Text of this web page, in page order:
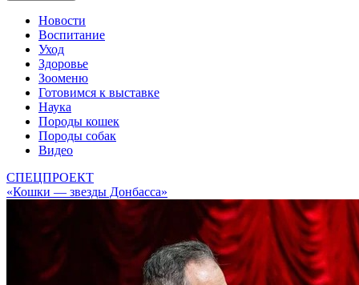
Новости
Воспитание
Уход
Здоровье
Зооменю
Готовимся к выставке
Наука
Породы кошек
Породы собак
Видео
СПЕЦПРОЕКТ
«Кошки — звезды Донбасса»